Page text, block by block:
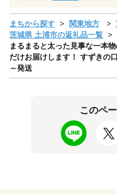
まちから探す 関東地方
茨城県 土浦市の返礼品一覧
まるまると太った見事な一本
だけお届けします！ すずきの
～発送
このペ